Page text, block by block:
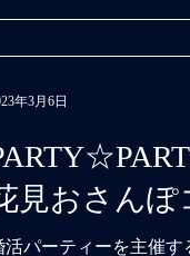
見おさんぽ
活パーティーを主催
年3月6日